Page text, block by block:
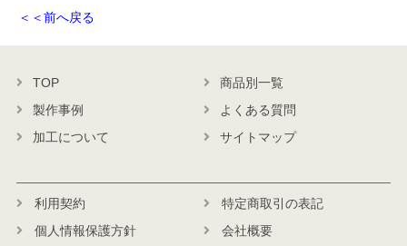
＜＜前へ戻る
TOP
商品別一覧
製作事例
よくある質問
加工について
サイトマップ
利用契約
特定商取引の表記
個人情報保護方針
会社概要